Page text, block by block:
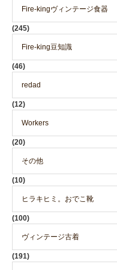
Fire-kingヴィンテージ食器
(245)
Fire-king豆知識
(46)
redad
(12)
Workers
(20)
その他
(10)
ヒラキヒミ。おでこ靴
(100)
ヴィンテージ古着
(191)